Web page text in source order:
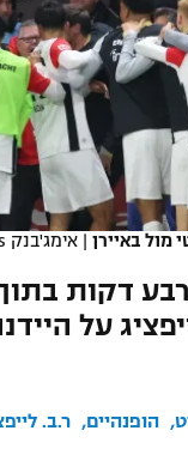
מול באיירן | אימג'בנק GettyImages
דקות
והוחלפו. 0:1
הופנהיים ר.ב.